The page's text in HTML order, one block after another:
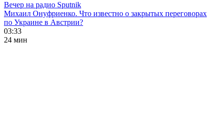
Вечер на радио Sputnik
Михаил Онуфриенко. Что известно о закрытых переговорах
по Украине в Австрии?
03:33
24 мин